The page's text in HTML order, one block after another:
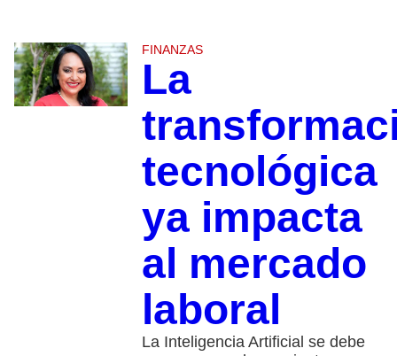
FINANZAS
La
tecnológica
ya impacta
al mercado
laboral
La Inteligencia Artificial se debe